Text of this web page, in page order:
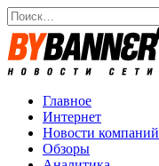
Перейти
к
содержанию
Search
for:
Главное
Интернет
Новости компаний
Обзоры